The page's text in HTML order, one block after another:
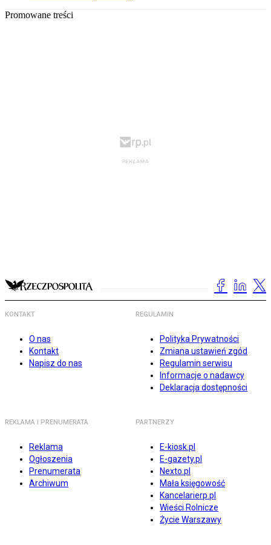
Promowane treści
KONTAKT
O nas
Kontakt
Napisz do nas
REGULAMIN
Polityka Prywatności
Zmiana ustawień zgód
Regulamin serwisu
Informacje o nadawcy
Deklaracja dostępności
REKLAMA I PRENUMERATA
Reklama
Ogłoszenia
Prenumerata
Archiwum
PARTNERZY
E-kiosk.pl
E-gazety.pl
Nexto.pl
Mała księgowość
Kancelarierp.pl
Wieści Rolnicze
Życie Warszawy